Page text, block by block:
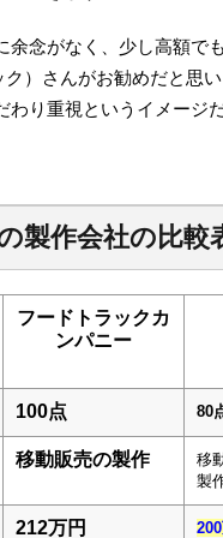
余念がなく、少し高額で
ク）さんがお勧めだと思
わり重視というイメージ
製作会社の比較
フードトラックカ
ンパニー
100点 80
移動販売の製作
移
製
212万円